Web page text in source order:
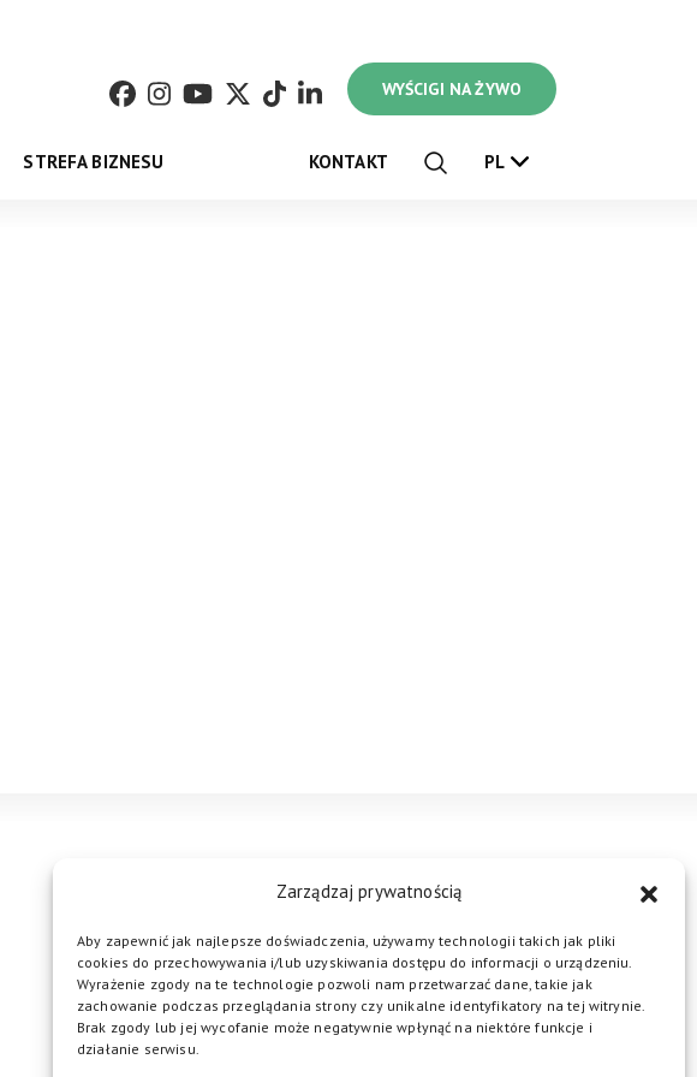
Zarządzaj prywatnością
Aby zapewnić jak najlepsze doświadczenia, używamy technologii takich jak pliki
cookies do przechowywania i/lub uzyskiwania dostępu do informacji o urządzeniu.
Wyrażenie zgody na te technologie pozwoli nam przetwarzać dane, takie jak
zachowanie podczas przeglądania strony czy unikalne identyfikatory na tej witrynie.
Brak zgody lub jej wycofanie może negatywnie wpłynąć na niektóre funkcje i
działanie serwisu.
WYŚCIGI NA ŻYWO
STREFA BIZNESU KONTAKT PL
DOŁĄCZ DO NAS